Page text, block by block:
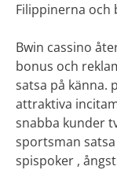
Filippinerna och
Bwin cassino
bonus och
satsa på känna.
attraktiva
snabba kunder
sportsman
spispoker ,